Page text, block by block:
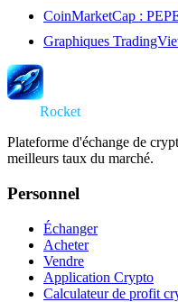
CoinMarketCap :
Graphiques
Rocket
Plateforme d'échange de
meilleurs taux du marché.
Personnel
Échanger
Acheter
Vendre
Application Crypto
Calculateur de profit